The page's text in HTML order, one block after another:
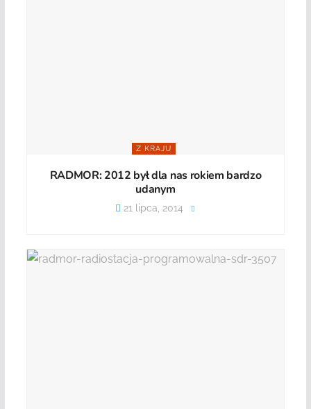
Z KRAJU
RADMOR: 2012 był dla nas rokiem bardzo
udanym
21 lipca, 2014